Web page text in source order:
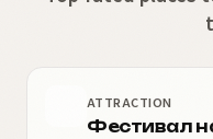
ATTRACTION
Фестивал